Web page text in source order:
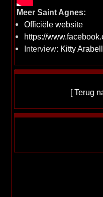
Meer Saint Agnes:
Officiële website
https://
Interview: Kitty
[Terug